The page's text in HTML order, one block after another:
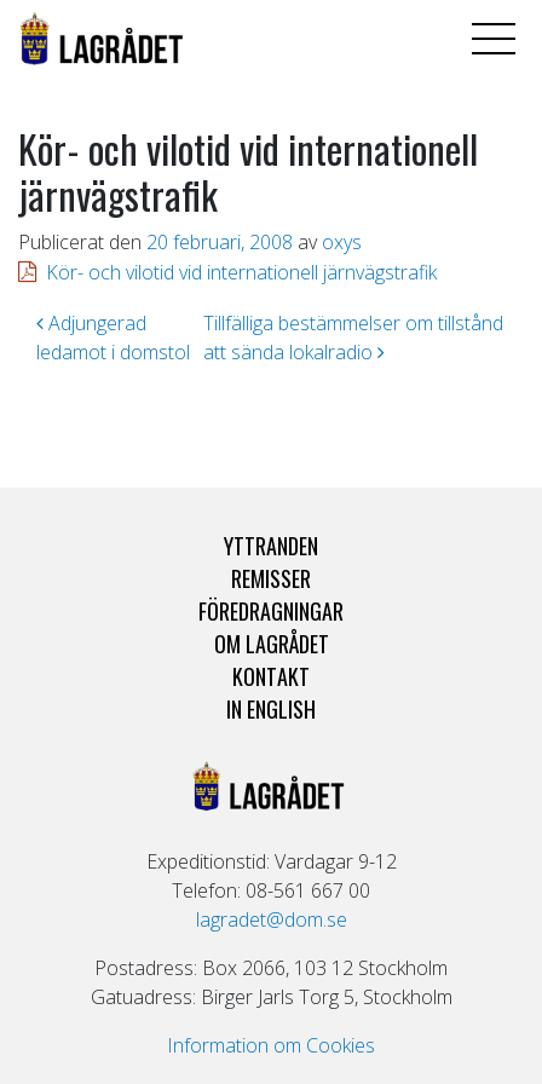
Kör- och vilotid vid internationell
järnvägstrafik
Publicerat den 20 februari, 2008 av oxys
Kör- och vilotid vid internationell järnvägstrafik
Inläggsnavigering
Adjungerad
ledamot i domstol
Tillfälliga bestämmelser om tillstånd
att sända lokalradio
YTTRANDEN
REMISSER
FÖREDRAGNINGAR
OM LAGRÅDET
KONTAKT
IN ENGLISH
Expeditionstid: Vardagar 9-12
Telefon: 08-561 667 00
lagradet@dom.se
Postadress: Box 2066, 103 12 Stockholm
Gatuadress: Birger Jarls Torg 5, Stockholm
Information om Cookies